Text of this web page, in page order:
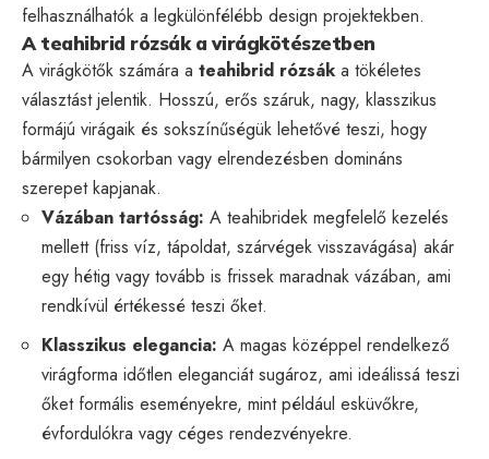
felhasználhatók a legkülönfélébb design projektekben.
A teahibrid rózsák a virágkötészetben
A virágkötők számára a teahibrid rózsák a tökéletes
választást jelentik. Hosszú, erős száruk, nagy, klasszikus
formájú virágaik és sokszínűségük lehetővé teszi, hogy
bármilyen csokorban vagy elrendezésben domináns
szerepet kapjanak.
Vázában tartósság: A teahibridek megfelelő kezelés
mellett (friss víz, tápoldat, szárvégek visszavágása) akár
egy hétig vagy tovább is frissek maradnak vázában, ami
rendkívül értékessé teszi őket.
Klasszikus elegancia: A magas középpel rendelkező
virágforma időtlen eleganciát sugároz, ami ideálissá teszi
őket formális eseményekre, mint például esküvőkre,
évfordulókra vagy céges rendezvényekre.